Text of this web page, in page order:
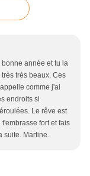
année et tu la
très beaux. Ces
comme j'ai
endroits si
Le rêve est
fort et fais
suite. Martine.